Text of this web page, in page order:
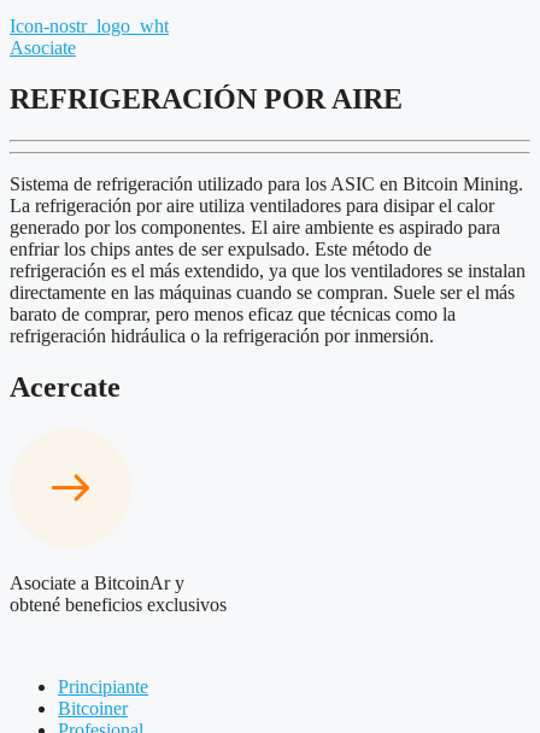
Icon-nostr_logo_wht
Asociate
REFRIGERACIÓN POR AIRE
Sistema de refrigeración utilizado para los ASIC en Bitcoin Mining.
La refrigeración por aire utiliza ventiladores para disipar el calor
generado por los componentes. El aire ambiente es aspirado para
enfriar los chips antes de ser expulsado. Este método de
refrigeración es el más extendido, ya que los ventiladores se instalan
directamente en las máquinas cuando se compran. Suele ser el más
barato de comprar, pero menos eficaz que técnicas como la
refrigeración hidráulica o la refrigeración por inmersión.
Acercate
Asociate a BitcoinAr y
obtené beneficios exclusivos
Principiante
Bitcoiner